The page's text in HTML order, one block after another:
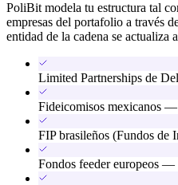
PoliBit modela tu estructura tal
empresas del portafolio a través
entidad de la cadena se
Limited Partnerships de
Fideicomisos mexicanos
FIP brasileños (Fundos de
Fondos feeder europeos —